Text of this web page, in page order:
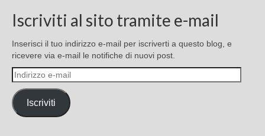
Iscriviti al sito tramite e-mail
Inserisci il tuo indirizzo e-mail per iscriverti a questo blog, e
ricevere via e-mail le notifiche di nuovi post.
Indirizzo
e-
mail
Iscriviti